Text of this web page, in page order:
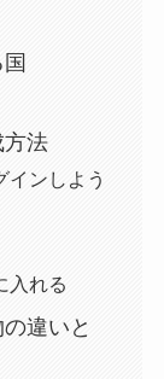
法
ンしよう
入れる
違いと